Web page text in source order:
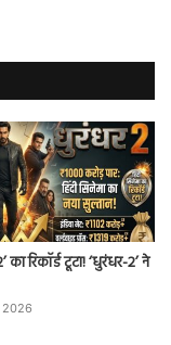
का रिकॉर्ड टूटा! ‘धुरंधर-2’ ने
2026